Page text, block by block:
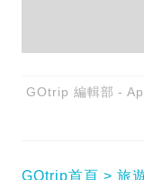
GOtrip 編輯部
GOtrip首頁 旅